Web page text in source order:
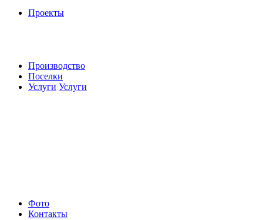
Проекты
Производство
Поселки
Услуги Услуги
Фото
Контакты